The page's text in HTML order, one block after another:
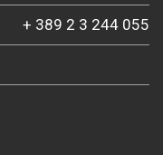
+ 389 2 3 244 055